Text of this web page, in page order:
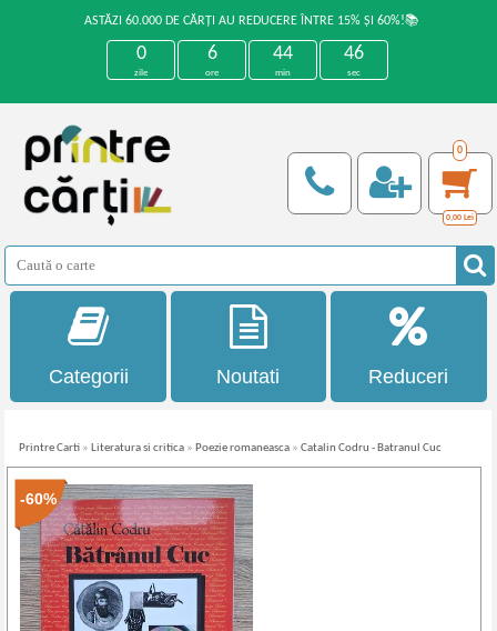
ASTĂZI 60.000 DE CĂRȚI AU REDUCERE ÎNTRE 15% ȘI 60%!📚
0
zile
6
ore
44
min
46
sec
0
0,00 Lei
Categorii Noutati Reduceri
Printre Carti » Literatura si critica » Poezie romaneasca »Catalin Codru - Batranul Cuc
-60%